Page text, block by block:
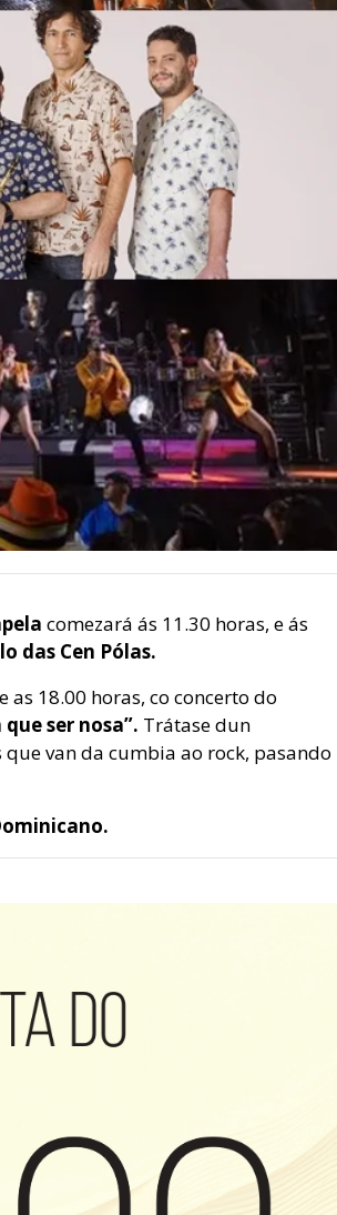
comezará ás 11.30 horas, e ás
das Cen Pólas.
18.00 horas, co concerto do
ser nosa”. Trátase dun
van da cumbia ao rock, pasando